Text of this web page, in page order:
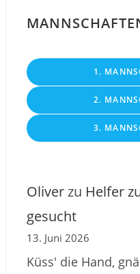
s
1.
2.
3.
Oliverzu Helfer
gesucht
13. Juni 2026
Küss' die Hand,